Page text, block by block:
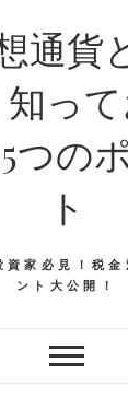
通貨
っ
つの
ト
資家必見！税金
ント大公開！